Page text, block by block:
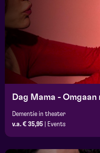
Dag Mama -
Dementie in theater
v.a. € 35,95
Events